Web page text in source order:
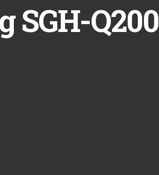
SGH-Q200